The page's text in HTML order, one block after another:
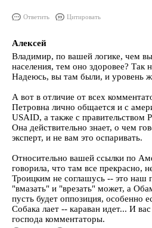
Ответить Цитировать
Алексей
Владимир, по вашей логике, чем
населения, тем оно здоровее? Так
Надеюсь, вы там были, и уровень
А вот в отличие от всех
Петровна лично общается и с
USAID, а также с правительством
Она действительно знает, о чем
эксперт, и не вам это оспаривать.
Относительно вашей ссылки по
говорила, что там все прекрасно,
Троицким не соглашусь -- это наш
"вмазать" и "врезать" может, а
пусть будет оппозиция, особенно
Собака лает -- караван идет... И
господа комментаторы.